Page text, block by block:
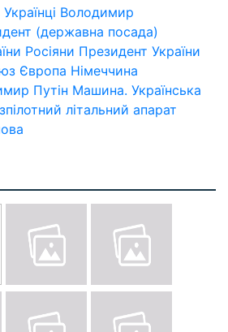
Українці Володимир
(державна посада)
Росіяни Президент України
Європа Німеччина
Путін Машина. Українська
літальний апарат